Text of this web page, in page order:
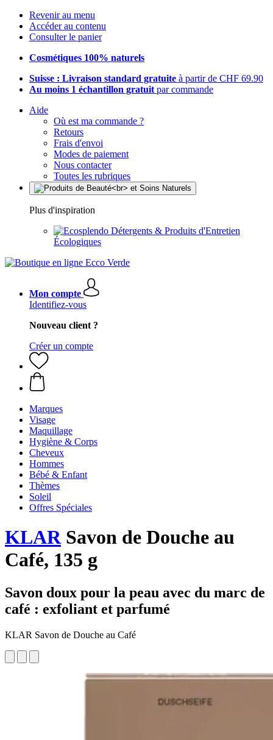
Revenir au menu
Accéder au contenu
Consulter le panier
Cosmétiques 100% naturels
Suisse : Livraison standard gratuite à partir de CHF 69.90
Au moins 1 échantillon gratuit par commande
Aide
Où est ma commande ?
Retours
Frais d'envoi
Modes de paiement
Nous contacter
Toutes les rubriques
Plus d'inspiration
Détergents & Produits d'Entretien
Écologiques
Mon compte
Identifiez-vous
Nouveau client ?
Créer un compte
Marques
Visage
Maquillage
Hygiène & Corps
Cheveux
Hommes
Bébé & Enfant
Thèmes
Soleil
Offres Spéciales
KLARSavon de Douche au
Café, 135 g
Savon doux pour la peau avec du marc de
café : exfoliant et parfumé
KLAR Savon de Douche au Café